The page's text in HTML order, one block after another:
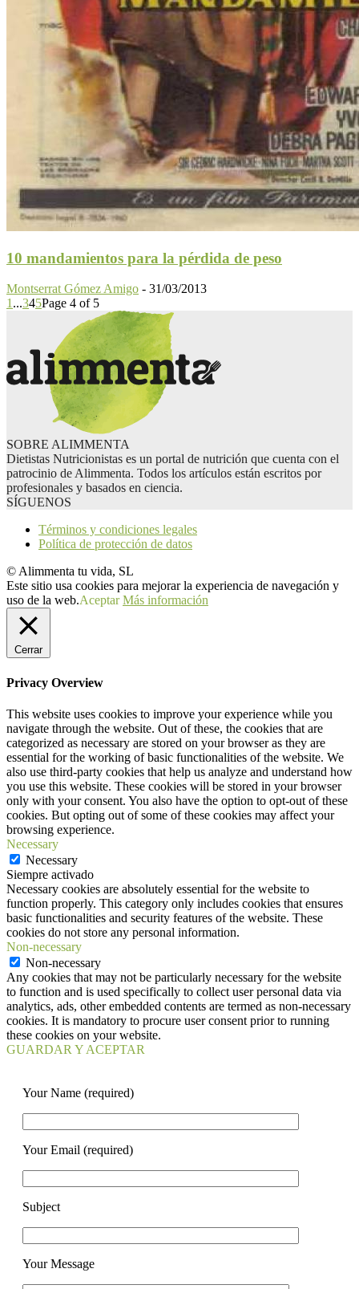
10 mandamientos para la pérdida de peso
Montserrat Gómez Amigo - 31/03/2013
1 ...345Page 4 of 5
SOBRE ALIMMENTA
Dietistas Nutricionistas es un portal de nutrición que cuenta con el
patrocinio de Alimmenta. Todos los artículos están escritos por
profesionales y basados en ciencia.
SÍGUENOS
Términos y condiciones legales
Política de protección de datos
© Alimmenta tu vida, SL
Este sitio usa cookies para mejorar la experiencia de navegación y
uso de la web.Aceptar Más información
Cerrar
Privacy Overview
This website uses cookies to improve your experience while you
navigate through the website. Out of these, the cookies that are
categorized as necessary are stored on your browser as they are
essential for the working of basic functionalities of the website. We
also use third-party cookies that help us analyze and understand how
you use this website. These cookies will be stored in your browser
only with your consent. You also have the option to opt-out of these
cookies. But opting out of some of these cookies may affect your
browsing experience.
Necessary
Necessary
Siempre activado
Necessary cookies are absolutely essential for the website to
function properly. This category only includes cookies that ensures
basic functionalities and security features of the website. These
cookies do not store any personal information.
Non-necessary
Non-necessary
Any cookies that may not be particularly necessary for the website
to function and is used specifically to collect user personal data via
analytics, ads, other embedded contents are termed as non-necessary
cookies. It is mandatory to procure user consent prior to running
these cookies on your website.
GUARDAR Y ACEPTAR
Your Name (required)
Your Email (required)
Subject
Your Message